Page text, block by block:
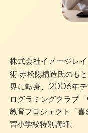
株式会社イメージレ
術 赤松陽構造氏のも
界に転身、2006年デ
ログラミングクラブ
教育プロジェクト「
宮小学校特別講師。